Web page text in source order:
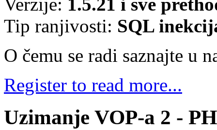
Tip ranjivosti: SQL
O čemu se radi saznajte u
Register to read more...
Uzimanje VOP-a 2 -